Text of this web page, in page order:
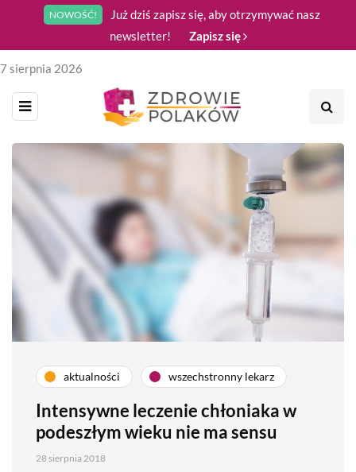
NOWOŚĆ!
Już dziś zapisz się, aby otrzymywać nasz
newsletter!
Zapisz się
7 sierpnia 2026
aktualności wszechstronny lekarz
Intensywne leczenie chłoniaka w
podeszłym wieku nie ma sensu
28 sierpnia 2018